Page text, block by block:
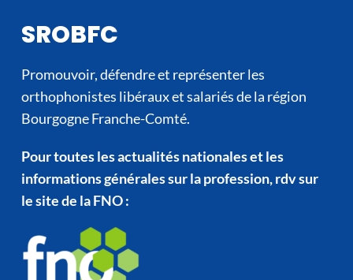
SROBFC
Promouvoir, défendre et représenter les
orthophonistes libéraux et salariés de la région
Bourgogne Franche-Comté.
Pour toutes les actualités nationales et les
informations générales sur la profession, rdv sur
le site de la FNO :